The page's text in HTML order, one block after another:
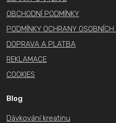
OBCHODNÍ PODMÍNKY
PODMÍNKY OCHRANY
DOPRAVA A PLATBA
REKLAMACE
COOKIES
Blog
Dávkování kreatinu